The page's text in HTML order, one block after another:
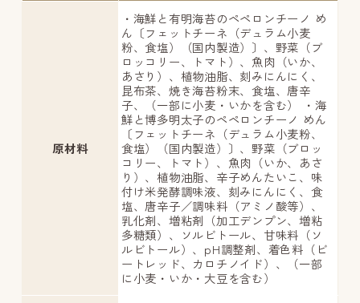
原材料
・海鮮と有明海苔のペペロンチーノ め
ん〔フェットチーネ（デュラム小麦
粉、食塩）（国内製造）〕、野菜（ブ
ロッコリー、トマト）、魚肉（いか、
あさり）、植物油脂、刻みにんにく、
昆布茶、焼き海苔粉末、食塩、唐辛
子、（一部に小麦・いかを含む） ・海
鮮と博多明太子のペペロンチーノ めん
〔フェットチーネ（デュラム小麦粉、
食塩）（国内製造）〕、野菜（ブロッ
コリー、トマト）、魚肉（いか、あさ
り）、植物油脂、辛子めんたいこ、味
付け米発酵調味液、刻みにんにく、食
塩、唐辛子／調味料（アミノ酸等）、
乳化剤、増粘剤（加工デンプン、増粘
多糖類）、ソルビトール、甘味料（ソ
ルビトール）、pH調整剤、着色料（ビ
ートレッド、カロチノイド）、（一部
に小麦・いか・大豆を含む）